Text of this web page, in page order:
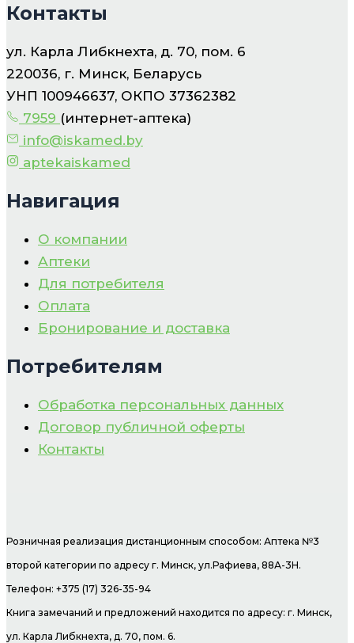
Контакты
ул. Карла Либкнехта, д. 70, пом. 6
220036, г. Минск, Беларусь
УНП 100946637, ОКПО 37362382
7959 (интернет-аптека)
info@iskamed.by
aptekaiskamed
Навигация
О компании
Аптеки
Для потребителя
Оплата
Бронирование и доставка
Потребителям
Обработка персональных данных
Договор публичной оферты
Контакты
Розничная реализация дистанционным способом: Аптека №3
второй категории по адресу г. Минск, ул.Рафиева, 88А-3Н.
Телефон: +375 (17) 326-35-94
Книга замечаний и предложений находится по адресу: г. Минск,
ул. Карла Либкнехта, д. 70, пом. 6.